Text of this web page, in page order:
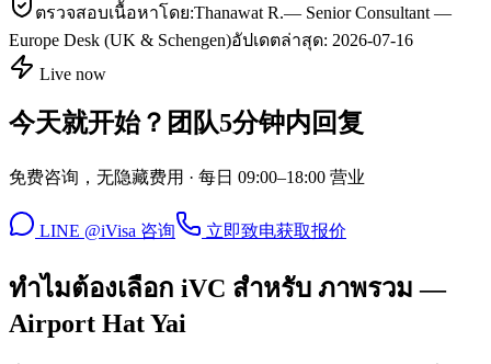
ตรวจสอบเนื้อหาโดย:Thanawat R.— Senior Consultant —
Europe Desk (UK & Schengen)อัปเดตล่าสุด: 2026-07-16
Live now
今天就开始？团队5分钟内回复
免费咨询，无隐藏费用 · 每日 09:00–18:00 营业
LINE @iVisa 咨询 立即致电获取报价
ทำไมต้องเลือก iVC สำหรับ ภาพรวม —
Airport Hat Yai